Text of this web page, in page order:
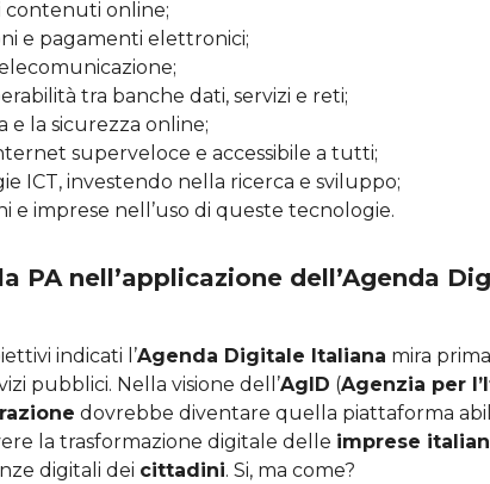
contenuti online;
e pagamenti elettronici;
tra banche dati, servizi e reti;
e la sicurezza online;
superveloce e accessibile a tutti;
ICT, investendo nella ricerca e sviluppo;
e imprese nell’uso di queste tecnologie.
PA nell’applicazione dell’Agenda
indicati l’Agenda Digitale Italiana mira
pubblici. Nella visione dell’AgID (Agenzia per
dovrebbe diventare quella piattaforma
la trasformazione digitale delle imprese
digitali dei cittadini. Si, ma come?